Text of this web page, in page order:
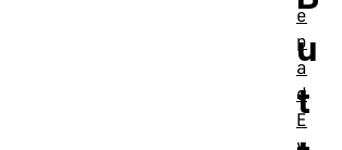
u
t
e
p
a
d
E